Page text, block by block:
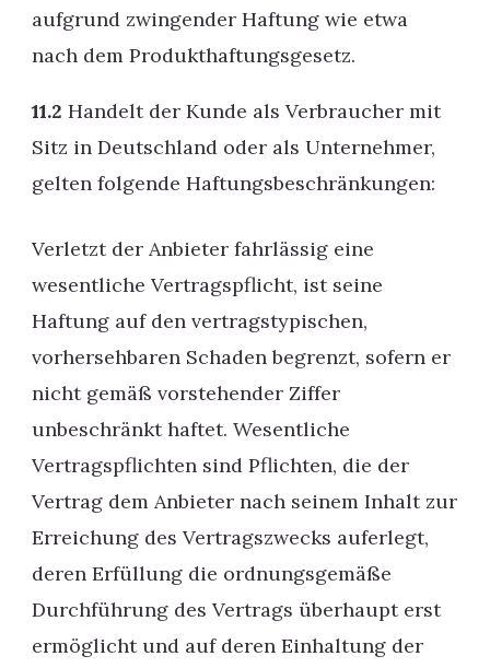
aufgrund zwingender Haftung wie etwa
nach dem Produkthaftungsgesetz.
11.2 Handelt der Kunde als Verbraucher mit
Sitz in Deutschland oder als Unternehmer,
gelten folgende Haftungsbeschränkungen:
Verletzt der Anbieter fahrlässig eine
wesentliche Vertragspflicht, ist seine
Haftung auf den vertragstypischen,
vorhersehbaren Schaden begrenzt, sofern er
nicht gemäß vorstehender Ziffer
unbeschränkt haftet. Wesentliche
Vertragspflichten sind Pflichten, die der
Vertrag dem Anbieter nach seinem Inhalt zur
Erreichung des Vertragszwecks auferlegt,
deren Erfüllung die ordnungsgemäße
Durchführung des Vertrags überhaupt erst
ermöglicht und auf deren Einhaltung der